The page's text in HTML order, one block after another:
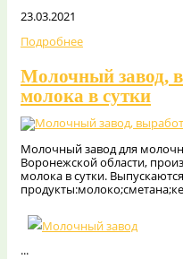
23.03.2021
Подробнее
Молочный завод,
молока в сутки
Молочный завод для
Воронежской области,
молока в сутки. Выпускаются
...